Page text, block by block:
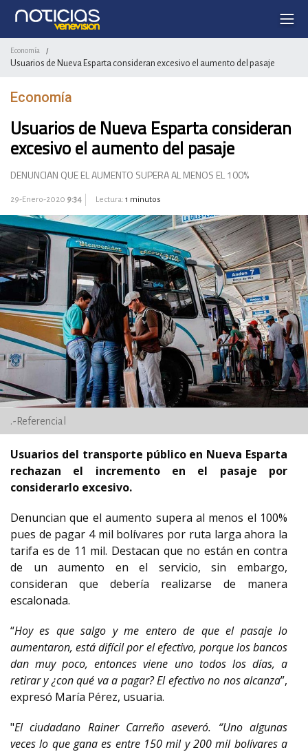
Economía /
Usuarios de Nueva Esparta consideran excesivo el aumento del pasaje
Economía
Usuarios de Nueva Esparta consideran
excesivo el aumento del pasaje
DENUNCIAN QUE EL AUMENTO SUPERA AL MENOS EL 100%
29-Enero-2020 9:34 Lectura: 1 minutos
.-Referencial
Usuarios del transporte público en Nueva Esparta
rechazan el incremento en el pasaje por
considerarlo excesivo.
Denuncian que el aumento supera al menos el 100%
pues de pagar 4 mil bolívares por ruta larga ahora la
tarifa es de 11 mil. Destacan que no están en contra
de un aumento en el servicio, sin embargo,
consideran que debería realizarse de manera
escalonada.
“Hoy es que salgo y me entero de que el pasaje lo
aumentaron, está difícil por el efectivo, porque los bancos
dan muy poco, entonces viene uno todos los días, a
retirar y ¿con qué va a pagar? El efectivo no nos alcanza”,
expresó María Pérez, usuaria.
"El ciudadano Rainer Carreño aseveró. “Uno algunas
veces lo que gana es entre 150 mil y 200 mil bolívares a